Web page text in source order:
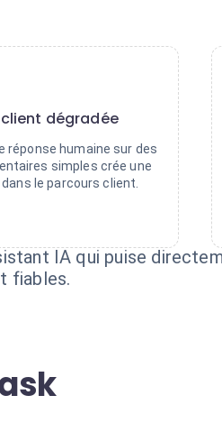
client dégradée
réponse humaine sur des
simples crée une
le parcours client.
IA qui puise
fiables.